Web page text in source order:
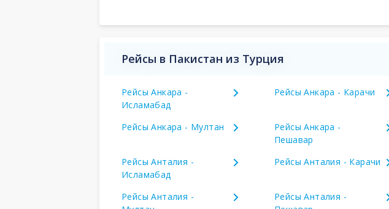
Рейсы в Пакистан из Турция
Рейсы Анкара -
Исламабад
Рейсы Анкара - Карачи
Рейсы Анкара - Мултан
Рейсы Анкара -
Пешавар
Рейсы Анталия -
Исламабад
Рейсы Анталия - Карачи
Рейсы Анталия -
Рейсы Анталия -